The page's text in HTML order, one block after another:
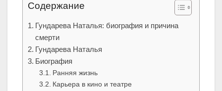
Содержание
Гундарева Наталья: биография и причина
смерти
Гундарева Наталья
Биография
Ранняя жизнь
Карьера в кино и театре